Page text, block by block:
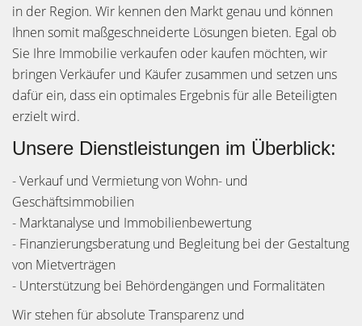
in der Region. Wir kennen den Markt genau und können
Ihnen somit maßgeschneiderte Lösungen bieten. Egal ob
Sie Ihre Immobilie verkaufen oder kaufen möchten, wir
bringen Verkäufer und Käufer zusammen und setzen uns
dafür ein, dass ein optimales Ergebnis für alle Beteiligten
erzielt wird.
Unsere Dienstleistungen im Überblick:
- Verkauf und Vermietung von Wohn- und
Geschäftsimmobilien
- Marktanalyse und Immobilienbewertung
- Finanzierungsberatung und Begleitung bei der Gestaltung
von Mietverträgen
- Unterstützung bei Behördengängen und Formalitäten
Wir stehen für absolute Transparenz und